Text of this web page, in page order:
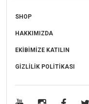
SHOP
HAKKIMIZDA
EKİBİMİZE KATILIN
GİZLİLİK POLİTİKASI